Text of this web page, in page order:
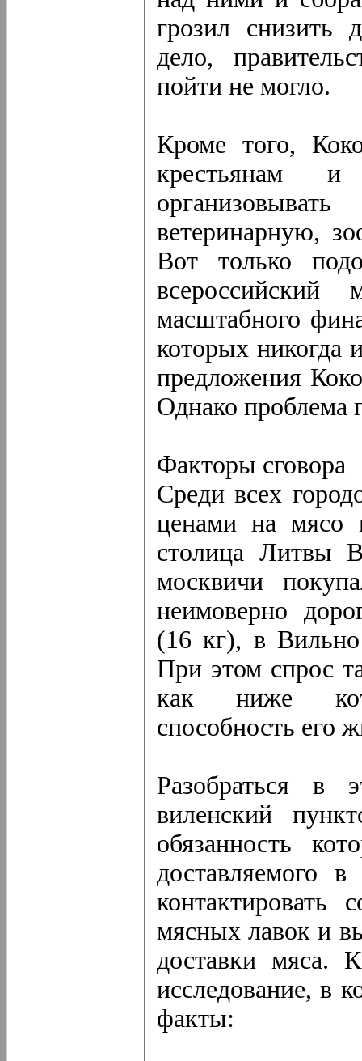
грозил снизить
дело,
пойти не могло.
Кроме того,
крестьянам и
ветеринарную,
Вот только
масштабного
которых никогда
предложения
Однако проблема
Факторы сговора
Среди всех
ценами на мясо
столица Литвы
москвичи
неимоверно
(16 кг), в
При этом спрос
как ниже
способность его
Разобраться в
виленский
обязанность
доставляемого
контактировать
мясных лавок и
доставки мяса.
исследование, в
факты: